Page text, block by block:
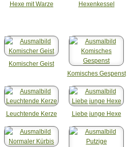
Hexe mit Warze Hexenkessel
Komischer Geist
Komisches Gespenst
Leuchtende Kerze Liebe junge Hexe